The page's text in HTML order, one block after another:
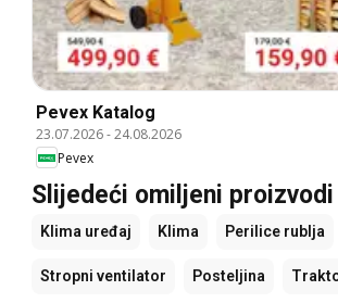
Pevex Katalog
23.07.2026-24.08.2026
Pevex
Slijedeći omiljeni proizvodi
Klima uređaj Klima Perilice rublja
Stropni ventilator Posteljina